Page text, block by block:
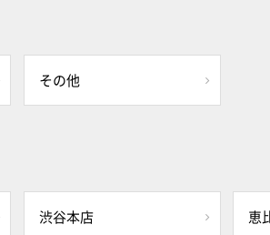
その他
渋谷本店 恵